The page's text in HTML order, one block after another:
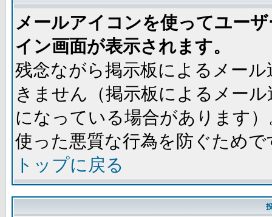
メールアイコンを使ってユー
イン画面が表示されます。
残念ながら掲示板によるメー
きません（掲示板によるメー
になっている場合があります
使った悪質な行為を防ぐためで
トップに戻る